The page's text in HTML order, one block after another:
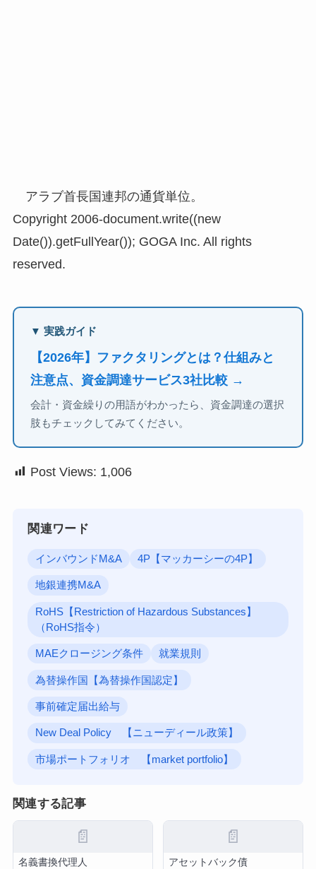
アラブ首長国連邦の通貨単位。
Copyright 2006-document.write((new
Date()).getFullYear()); GOGA Inc. All rights
reserved.
▼ 実践ガイド
【2026年】ファクタリングとは？仕組みと
注意点、資金調達サービス3社比較 →
会計・資金繰りの用語がわかったら、資金調達の選択
肢もチェックしてみてください。
Post Views: 1,006
関連ワード
インバウンドM&A 4P【マッカーシーの4P】
地銀連携M&A
RoHS【Restriction of Hazardous Substances】
（RoHS指令）
MAEクロージング条件 就業規則
為替操作国【為替操作国認定】
事前確定届出給与
New Deal Policy 【ニューディール政策】
市場ポートフォリオ 【market portfolio】
関連する記事
📄
名義書換代理人
📄
アセットバック債